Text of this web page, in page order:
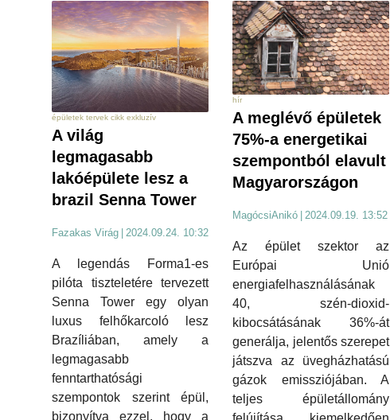
épületek tervek cikk exkluzív
A világ
legmagasabb
lakóépülete lesz a
brazil Senna Tower
Fazakas Virág 2024.09.24. 10:32
A legendás Forma1-es
pilóta tiszteletére tervezett
Senna Tower egy olyan
luxus felhőkarcoló lesz
Brazíliában, amely a
legmagasabb
fenntarthatósági
szempontok szerint épül,
bizonyítva ezzel, hogy a
hír
A meglévő épületek
75%-a energetikai
szempontból elavult
Magyarországon
MagócsiAnikó 2024.09.19. 13:52
Az épület szektor az
Európai Unió
energiafelhasználásának
40, szén-dioxid-
kibocsátásának 36%-át
generálja, jelentős szerepet
játszva az üvegházhatású
gázok emissziójában. A
teljes épületállomány